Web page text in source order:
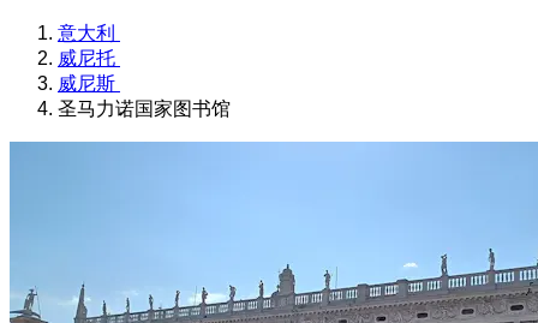
意大利
威尼托
威尼斯
圣马力诺国家图书馆